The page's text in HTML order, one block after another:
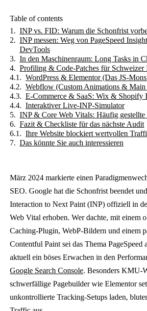
Table of contents
INP vs. FID: Warum die Schonfrist
INP messen: Weg von PageSpeed
DevTools
In den Maschinenraum: Long Tasks in
Profiling & Code-Patches für
WordPress & Elementor (Das JS-
Webflow (Custom Animations & Main
E-Commerce & SaaS: Wix & Shopify
Interaktiver Live-INP-Simulator
INP & Core Web Vitals: Häufig
Fazit & Checkliste für das nächste Audit
Ihre Website blockiert wertvollen
Das könnte Sie auch interessieren
März 2024 markierte einen
SEO. Google hat die Schonfrist beendet
Interaction to Next Paint (INP) offiziell in
Web Vital erhoben. Wer dachte, mit einem
Caching-Plugin, WebP-Bildern und einem
Contentful Paint sei das Thema PageSpeed
aktuell ein böses Erwachen in den
Google Search Console. Besonders KMU-
schwerfällige Pagebuilder wie Elementor
unkontrollierte Tracking-Setups laden,